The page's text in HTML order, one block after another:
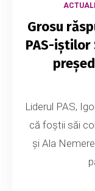
Grosu
PAS-iștilor
Liderul PAS,
că foștii săi
și Ala